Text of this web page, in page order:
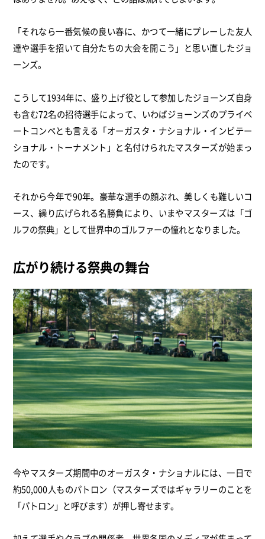
「それなら一番気候の良い春に、かつて一緒にプレーした友人
達や選手を招いて自分たちの大会を開こう」と思い直したジョ
ーンズ。
こうして1934年に、盛り上げ役として参加したジョーンズ自身
も含む72名の招待選手によって、いわばジョーンズのプライベ
ートコンペとも言える「オーガスタ・ナショナル・インビテー
ショナル・トーナメント」と名付けられたマスターズが始まっ
たのです。
それから今年で90年。豪華な選手の顔ぶれ、美しくも難しいコ
ース、繰り広げられる名勝負により、いまやマスターズは「ゴ
ルフの祭典」として世界中のゴルファーの憧れとなりました。
広がり続ける祭典の舞台
今やマスターズ期間中のオーガスタ・ナショナルには、一日で
約50,000人ものパトロン（マスターズではギャラリーのことを
「パトロン」と呼びます）が押し寄せます。